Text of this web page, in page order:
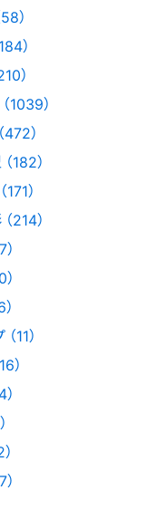
）
）
）
1039）
）
182）
）
214）
11）
）